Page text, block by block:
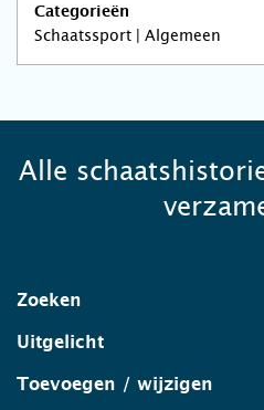
Categorieën
Schaatssport | Algemeen
Alle
Zoeken
Uitgelicht
Toevoegen / wijzigen